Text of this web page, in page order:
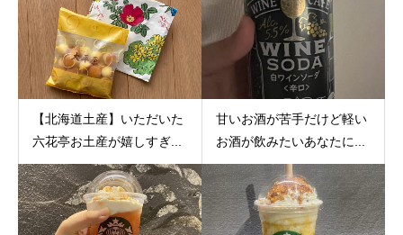
【北海道土産】いただいた
六花亭お土産が嬉しすぎ...
甘いお酒が苦手だけど軽い
お酒が飲みたいあなたに...